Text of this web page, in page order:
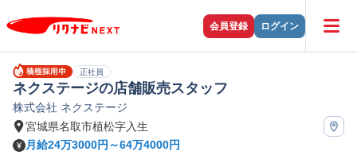
会員登録 ログイン
正社員
ネクステージの店舗販売スタッフ
株式会社 ネクステージ
宮城県名取市植松字入生
月給24万3000円～64万4000円